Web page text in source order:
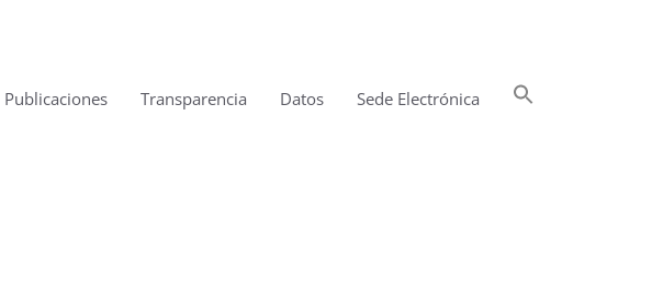
Publicaciones Transparencia Datos Sede Electrónica